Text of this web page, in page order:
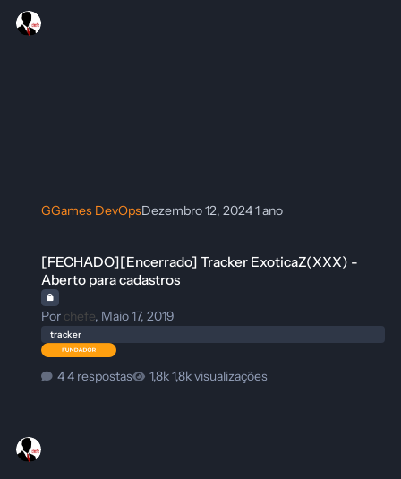
GGames DevOpsDezembro 12, 20241 ano
[FECHADO][Encerrado] Tracker ExoticaZ(XXX) -
Aberto para cadastros
Por chefe, Maio 17, 2019
tracker
4 respostas 1,8k visualizações